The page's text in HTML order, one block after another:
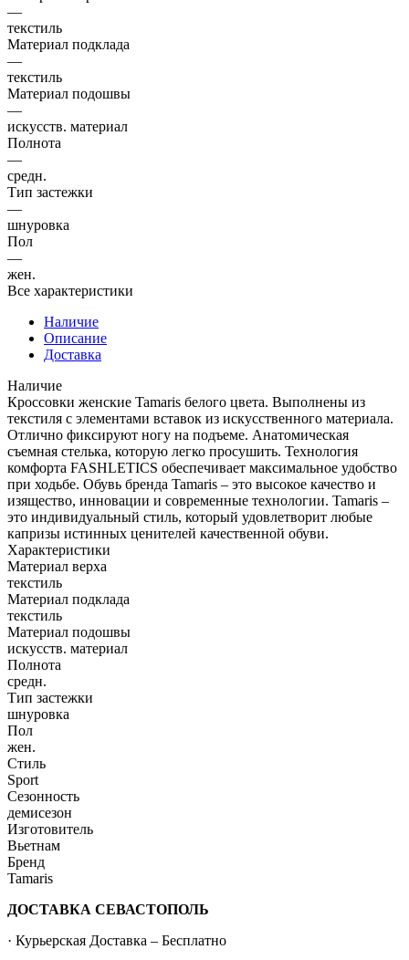
—
текстиль
Материал подклада
—
текстиль
Материал подошвы
—
искусств. материал
Полнота
—
средн.
Тип застежки
—
шнуровка
Пол
—
жен.
Все характеристики
Наличие
Описание
Доставка
Наличие
Кроссовки женские Tamaris белого цвета. Выполнены из
текстиля с элементами вставок из искусственного материала.
Отлично фиксируют ногу на подъеме. Анатомическая
съемная стелька, которую легко просушить. Технология
комфорта FASHLETICS обеспечивает максимальное удобство
при ходьбе. Обувь бренда Tamaris – это высокое качество и
изящество, инновации и современные технологии. Tamaris –
это индивидуальный стиль, который удовлетворит любые
капризы истинных ценителей качественной обуви.
Характеристики
Материал верха
текстиль
Материал подклада
текстиль
Материал подошвы
искусств. материал
Полнота
средн.
Тип застежки
шнуровка
Пол
жен.
Стиль
Sport
Сезонность
демисезон
Изготовитель
Вьетнам
Бренд
Tamaris
ДОСТАВКА СЕВАСТОПОЛЬ
· Курьерская Доставка – Бесплатно